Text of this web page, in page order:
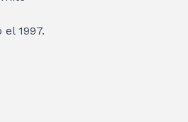
1997.